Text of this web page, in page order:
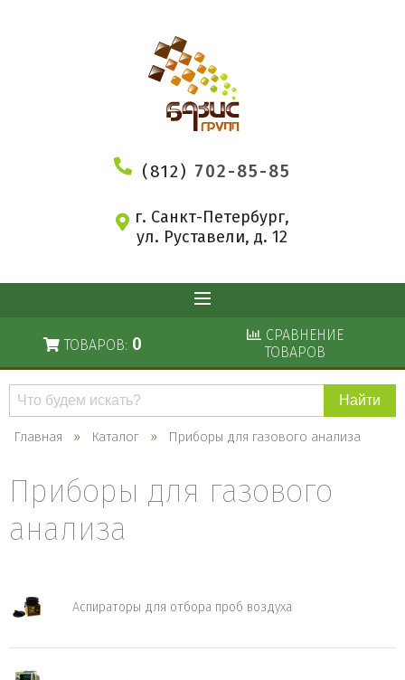
(812) 702-85-85
г. Санкт-Петербург,
ул. Руставели, д. 12
ТОВАРОВ: 0
СРАВНЕНИЕ
ТОВАРОВ
Поиск
каталогу
Главная Каталог Приборы для газового анализа
Приборы для газового
анализа
Аспираторы для отбора проб воздуха